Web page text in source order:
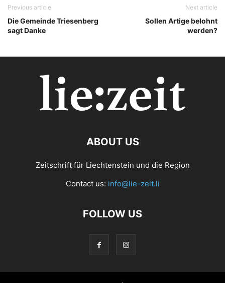
Previous article
Die Gemeinde Triesenberg
sagt Danke
Next article
Sollen Artige belohnt
werden?
ABOUT US
Zeitschrift für Liechtenstein und die Region
Contact us: info@lie-zeit.li
FOLLOW US